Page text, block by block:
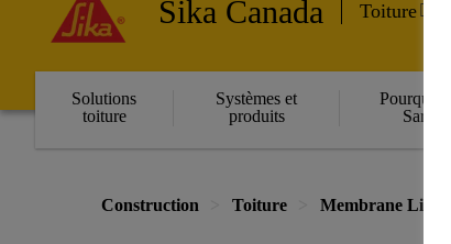
Sika Canada Toiture
Solutions
toiture
Systèmes et
produits
Pourquoi
Sarnafil
Construction Toiture Membrane